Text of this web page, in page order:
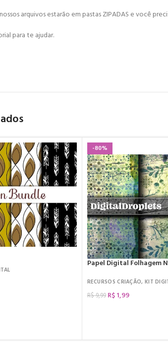
arquivos estarão em pastas ZIPADAS e você
para te ajudar.
-80%
Papel Digital Folhagem
RECURSOS CRIAÇÃO, KIT
R$9,99 R$1,99